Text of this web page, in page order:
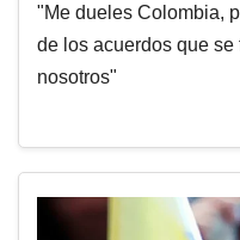
"Me dueles Colombia,
de los acuerdos que
nosotros"